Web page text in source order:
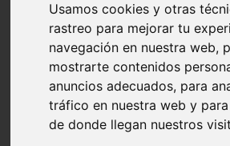
Usamos cookies y otras
rastreo para mejorar tu
navegación en nuestra web,
mostrarte contenidos
anuncios adecuados, para
tráfico en nuestra web y
de donde llegan nuestros
espana
huevos
otros
postres
producto
reposteria
venezuela
verduras